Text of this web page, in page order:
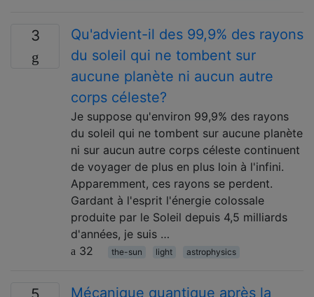
3
Qu'advient-il des 99,9% des rayons
du soleil qui ne tombent sur
aucune planète ni aucun autre
corps céleste?
Je suppose qu'environ 99,9% des rayons
du soleil qui ne tombent sur aucune planète
ni sur aucun autre corps céleste continuent
de voyager de plus en plus loin à l'infini.
Apparemment, ces rayons se perdent.
Gardant à l'esprit l'énergie colossale
produite par le Soleil depuis 4,5 milliards
d'années, je suis …
32
the-sun light astrophysics
Mécanique quantique après la